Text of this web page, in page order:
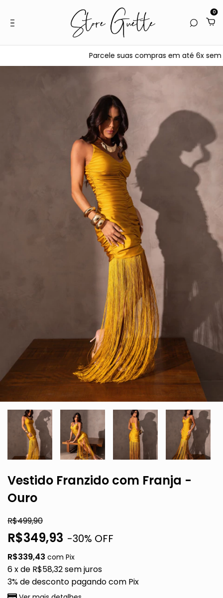
0
Parcele suas compras em até 6x sem
Vestido Franzido com Franja -
Ouro
R$499,90
R$349,93 -30% OFF
R$339,43 com Pix
6x de R$58,32sem juros
3% de desconto pagando com Pix